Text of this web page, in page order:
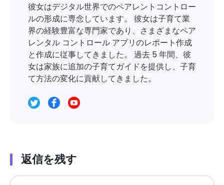
彼女はデジタル世界でのペアレントコントロー
ルの形成に専念しています。 彼女は子育て業
界の経験豊富な専門家であり、さまざまなペア
レンタル コントロール アプリのレポート作成
と作成に従事してきました。 過去 5 年間、彼
女は家族に追加の子育てガイドを提供し、子育
て方法の変化に貢献してきました。
返信を残す